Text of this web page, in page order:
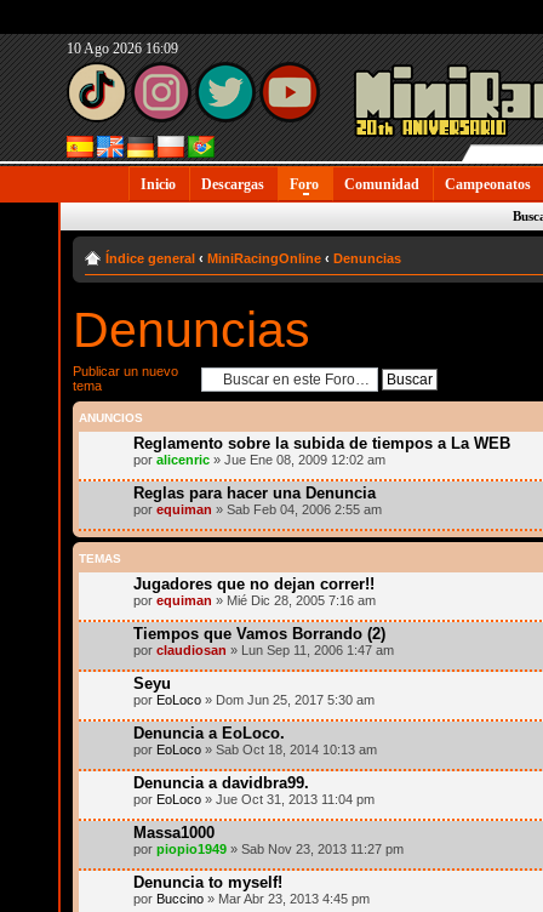
10 Ago 2026 16:09
Inicio Descargas Foro Comunidad Campeonatos
Índice general ‹ MiniRacingOnline ‹ Denuncias
Denuncias
Publicar un nuevo
tema
ANUNCIOS
Reglamento sobre la subida de tiempos a La WEB
por alicenric » Jue Ene 08, 2009 12:02 am
Reglas para hacer una Denuncia
por equiman » Sab Feb 04, 2006 2:55 am
TEMAS
Jugadores que no dejan correr!!
por equiman » Mié Dic 28, 2005 7:16 am
Tiempos que Vamos Borrando (2)
por claudiosan » Lun Sep 11, 2006 1:47 am
Seyu
por EoLoco » Dom Jun 25, 2017 5:30 am
Denuncia a EoLoco.
por EoLoco » Sab Oct 18, 2014 10:13 am
Denuncia a davidbra99.
por EoLoco » Jue Oct 31, 2013 11:04 pm
Massa1000
por piopio1949 » Sab Nov 23, 2013 11:27 pm
Denuncia to myself!
por Buccino » Mar Abr 23, 2013 4:45 pm